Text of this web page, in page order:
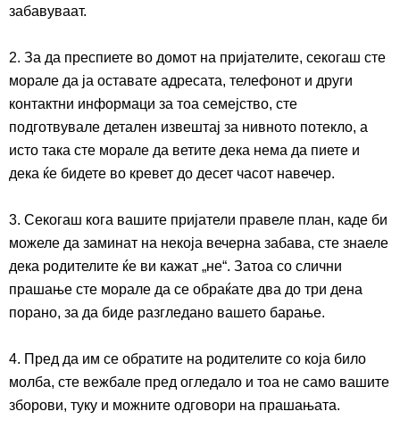
забавуваат.
2. За да преспиете во домот на пријателите, секогаш сте
морале да ја оставате адресата, телефонот и други
контактни информаци за тоа семејство, сте
подготвувале детален извештај за нивното потекло, а
исто така сте морале да ветите дека нема да пиете и
дека ќе бидете во кревет до десет часот навечер.
3. Секогаш кога вашите пријатели правеле план, каде би
можеле да заминат на некоја вечерна забава, сте знаеле
дека родителите ќе ви кажат „не“. Затоа со слични
прашање сте морале да се обраќате два до три дена
порано, за да биде разгледано вашето барање.
4. Пред да им се обратите на родителите со која било
молба, сте вежбале пред огледало и тоа не само вашите
зборови, туку и можните одговори на прашањата.